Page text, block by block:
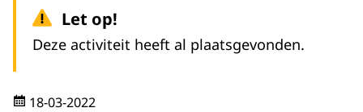
Let op!
Deze activiteit heeft al plaatsgevonden.
18-03-2022